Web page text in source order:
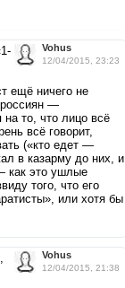
Vohus
12/04/2015, 23:23
ещё ничего не
россиян —
на то, что лицо всё
всё говорит,
(«кто едет —
в казарму до них, и
как это ушлые
того, что его
или хотя бы
Vohus
12/04/2015, 21:38